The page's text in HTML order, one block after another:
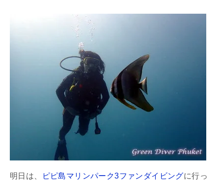
明日は、 ピピ島マリンパーク3ファンダイビングに行っ